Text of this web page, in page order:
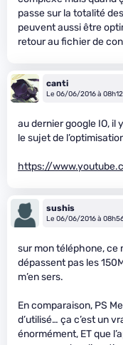
passe sur la totalité
peuvent aussi être
retour au fichier de
canti
Le 06/06/2016 à 08h12
au dernier google IO, il
le sujet de
https://
sushis
Le 06/06/2016 à
sur mon téléphone, ce
dépassent pas les
m’en sers.
En comparaison, PS
d’utilisé… ça c’est un
énormément, ET que